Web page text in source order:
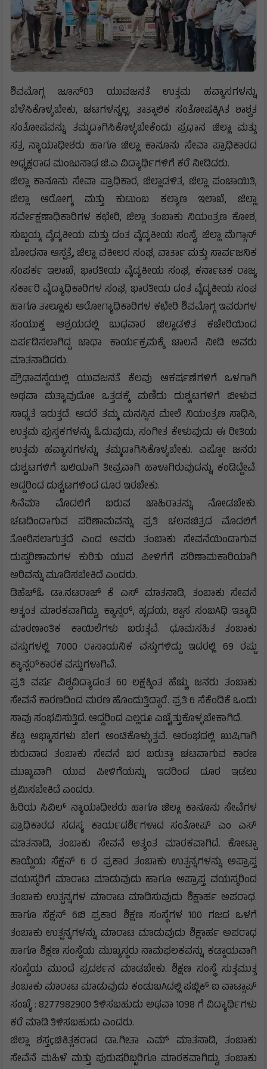
ಶಿವಮೊಗ್ಗ ಜೂನ್‌03 ಯುವಜನತೆ ಉತ್ತಮ ಹವ್ಯಾಸಗಳನ್ನು
ಬೆಳೆಸಿಕೊಳ್ಳಬೇಕು, ಚಟಗಳನ್ನಲ್ಲ. ತಾತ್ಕಾಲಿಕ ಸಂತೋಷಕ್ಕಿAತ ಶಾಶ್ವತ
ಸಂತೋಷವನ್ನು ತಮ್ಮದಾಗಿಸಿಕೊಳ್ಳಬೇಕೆಂದು ಪ್ರಧಾನ ಜಿಲ್ಲಾ ಮತ್ತು
ಸತ್ರ ನ್ಯಾಯಾಧೀಶರು ಹಾಗೂ ಜಿಲ್ಲಾ ಕಾನೂನು ಸೇವಾ ಪ್ರಾಧಿಕಾರದ
ಅಧ್ಯಕ್ಷರಾದ ಮಂಜುನಾಥ ಜಿ.ಎ ವಿದ್ಯಾರ್ಥಿಗಳಿಗೆ ಕರೆ ನೀಡಿದರು.
ಜಿಲ್ಲಾ ಕಾನೂನು ಸೇವಾ ಪ್ರಾಧಿಕಾರ, ಜಿಲ್ಲಾಡಳಿತ, ಜಿಲ್ಲಾ ಪಂಚಾಯಿತಿ,
ಜಿಲ್ಲಾ ಆರೋಗ್ಯ ಮತ್ತು ಕುಟುಂಬ ಕಲ್ಯಾಣ ಇಲಾಖೆ, ಜಿಲ್ಲಾ
ಸರ್ವೇಕ್ಷಣಾಧಿಕಾರಿಗಳ ಕಛೇರಿ, ಜಿಲ್ಲಾ ತಂಬಾಕು ನಿಯಂತ್ರಣ ಕೋಶ,
ಸುಬ್ಬಯ್ಯ ವೈದ್ಯಕೀಯ ಮತ್ತು ದಂತ ವೈದ್ಯಕೀಯ ಸಂಸ್ಥೆ, ಜಿಲ್ಲಾ ಮೆಗ್ಗಾನ್
ಬೋಧನಾ ಆಸ್ಪತ್ರೆ, ಜಿಲ್ಲಾ ವಕೀಲರ ಸಂಘ, ವಾರ್ತಾ ಮತ್ತು ಸಾರ್ವಜನಿಕ
ಸಂಪರ್ಕ ಇಲಾಖೆ, ಭಾರತೀಯ ವೈದ್ಯಕೀಯ ಸಂಘ, ಕರ್ನಾಟಕ ರಾಜ್ಯ
ಸರ್ಕಾರಿ ವೈದ್ಯಾಧಿಕಾರಿಗಳ ಸಂಘ, ಭಾರತೀಯ ದಂತ ವೈದ್ಯಕೀಯ ಸಂಘ
ಹಾಗೂ ತಾಲ್ಲೂಕು ಆರೋಗ್ಯಾಧಿಕಾರಿಗಳ ಕಛೇರಿ ಶಿವಮೊಗ್ಗ ಇವರುಗಳ
ಸಂಯುಕ್ತ ಆಶ್ರಯದಲ್ಲಿ ಬುಧವಾರ ಜಿಲ್ಲಾಡಳಿತ ಕಚೇರಿಯಿಂದ
ಏರ್ಪಡಿಸಲಾಗಿದ್ದ ಜಾಥಾ ಕಾರ್ಯಕ್ರಮಕ್ಕೆ ಚಾಲನೆ ನೀಡಿ ಅವರು
ಮಾತನಾಡಿದರು.
ಪ್ರೌಢಾವಸ್ಥೆಯಲ್ಲಿ ಯುವಜನತೆ ಕೆಲವು ಆಕರ್ಷಣೆಗಳಿಗೆ ಒಳಗಾಗಿ
ಅಥವಾ ಮತ್ಯಾವುದೋ ಒತ್ತಡಕ್ಕೆ ಮಣಿದು ದುಶ್ಚಟಗಳಿಗೆ ಬೀಳುವ
ಸಾಧ್ಯತೆ ಇರುತ್ತದೆ. ಆದರೆ ತಮ್ಮ ಮನಸ್ಸಿನ ಮೇಲೆ ನಿಯಂತ್ರಣ ಸಾಧಿಸಿ,
ಉತ್ತಮ ಪುಸ್ತಕಗಳನ್ನು ಓದುವುದು, ಸಂಗೀತ ಕೇಳುವುದು ಈ ರೀತಿಯ
ಉತ್ತಮ ಹವ್ಯಾಸಗಳನ್ನು ತಮ್ಮದಾಗಿಸಿಕೊಳ್ಳಬೇಕು. ಎಷ್ಟೋ ಜನರು
ದುಶ್ಚಟಗಳಿಗೆ ಬಲಿಯಾಗಿ ತೀವ್ರವಾಗಿ ಹಾಳಾಗಿರುವುದನ್ನು ಕಂಡಿದ್ದೇವೆ.
ಆದ್ದರಿಂದ ದುಶ್ಚಟಗಳಿಂದ ದೂರ ಇರಬೇಕು.
ಸಿನೆಮಾ ಮೊದಲಿಗೆ ಬರುವ ಜಾಹಿರಾತನ್ನು ನೋಡಬೇಕು.
ಚಟದಿಂದಾಗುವ ಪರಿಣಾಮವನ್ನು ಪ್ರತಿ ಚಲನಚಿತ್ರದ ಮೊದಲಿಗೆ
ತೋರಿಸಲಾಗುತ್ತದೆ ಎಂದ ಅವರು ತಂಬಾಕು ಸೇವನೆಯಿಂದಾಗುವ
ದುಷ್ಪರಿಣಾಮಗಳ ಕುರಿತು ಯುವ ಪೀಳಿಗೆಗೆ ಪರಿಣಾಮಕಾರಿಯಾಗಿ
ಅರಿವನ್ನು ಮೂಡಿಸಬೇಕಿದೆ ಎಂದರು.
ಡಿಹೆಚ್‌ಓ ಡಾ.ನಟರಾಜ್ ಕೆ ಎಸ್ ಮಾತನಾಡಿ, ತಂಬಾಕು ಸೇವನೆ
ಅತ್ಯಂತ ಮಾರಕವಾಗಿದ್ದು, ಕ್ಯಾನ್ಸರ್, ಹೃದಯ, ಶ್ವಾಸ ಸಂಬAಧಿ ಇತ್ಯಾದಿ
ಮಾರಣಾಂತಿಕ ಕಾಯಿಲೆಗಳು ಬರುತ್ತವೆ. ಧೂಮಸಹಿತ ತಂಬಾಕು
ವಸ್ತುಗಳಲ್ಲಿ 7000 ರಾಸಾಯನಿಕ ವಸ್ತುಗಳಿದ್ದು ಇದರಲ್ಲಿ 69 ರಷ್ಟು
ಕ್ಯಾನ್ಸರ್‌ಕಾರಕ ವಸ್ತುಗಳಾಗಿವೆ.
ಪ್ರತಿ ವರ್ಷ ವಿಶ್ವವಿದ್ಯಾದಂತ 60 ಲಕ್ಷಕ್ಕಿಂತ ಹೆಚ್ಚು ಜನರು ತಂಬಾಕು
ಸೇವನೆ ಕಾರಣದಿಂದ ಮರಣ ಹೊಂದುತ್ತಿದ್ದಾರೆ. ಪ್ರತಿ 6 ಸೆಕೆಂಡಿಕೆ ಒಂದು
ಸಾವು ಸಂಭವಿಸುತ್ತಿದೆ. ಆದ್ದರಿಂದ ಎಲ್ಲರೂ ಎಚ್ಚೆತ್ತುಕೊಳ್ಳಬೇಕಾಗಿದೆ.
ಕೆಟ್ಟ ಅಭ್ಯಾಸಗಳು ಬೇಗ ಅಂಟಿಕೊಳ್ಳುತ್ತವೆ. ಆರಂಭದಲ್ಲಿ ಖುಷಿಗಾಗಿ
ಶುರುವಾದ ತಂಬಾಕು ಸೇವನೆ ಬರ ಬರುತ್ತಾ ಚಟವಾಗುವ ಕಾರಣ
ಮುಖ್ಯವಾಗಿ ಯುವ ಪೀಳಿಗೆಯನ್ನು ಇದರಿಂದ ದೂರ ಇಡಲು
ಶ್ರಮಿಸಬೇಕಿದೆ ಎಂದರು.
ಹಿರಿಯ ಸಿವಿಲ್ ನ್ಯಾಯಾಧೀಶರು ಹಾಗೂ ಜಿಲ್ಲಾ ಕಾನೂನು ಸೇವೆಗಳ
ಪ್ರಾಧಿಕಾರದ ಸದಸ್ಯ ಕಾರ್ಯದರ್ಶಿಗಳಾದ ಸಂತೋಷ್ ಎಂ ಎಸ್
ಮಾತನಾಡಿ, ತಂಬಾಕು ಸೇವನೆ ಅತ್ಯಂತ ಮಾರಕವಾಗಿದೆ. ಕೋಟ್ಪಾ
ಕಾಯ್ದೆಯ ಸೆಕ್ಷನ್ 6 ರ ಪ್ರಕಾರ ತಂಬಾಕು ಉತ್ಪನ್ನಗಳನ್ನು ಅಪ್ರಾಪ್ತ
ವಯಸ್ಕರಿಗೆ ಮಾರಾಟ ಮಾಡುವುದು ಹಾಗೂ ಅಪ್ರಾಪ್ತ ವಯಸ್ಕರಿಂದ
ತಂಬಾಕು ಉತ್ಪನ್ನಗಳ ಮಾರಾಟ ಮಾಡಿಸುವುದು ಶಿಕ್ಷಾರ್ಹ ಅಪರಾಧ.
ಹಾಗೂ ಸೆಕ್ಷನ್ 6ಬಿ ಪ್ರಕಾರ ಶಿಕ್ಷಣ ಸಂಸ್ಥೆಗಳ 100 ಗಜದ ಒಳಗೆ
ತಂಬಾಕು ಉತ್ಪನ್ನಗಳನ್ನು ಮಾರಾಟ ಮಾಡುವುದು ಶಿಕ್ಷಾರ್ಹ ಅಪರಾಧ
ಹಾಗೂ ಶಿಕ್ಷಣ ಸಂಸ್ಥೆಯ ಮುಖ್ಯಸ್ಥರು ನಾಮಫಲಕವನ್ನು ಕಡ್ಡಾಯವಾಗಿ
ಸಂಸ್ಥೆಯ ಮುಂದೆ ಪ್ರದರ್ಶನ ಮಾಡಬೇಕು. ಶಿಕ್ಷಣ ಸಂಸ್ಥೆ ಸುತ್ತಮುತ್ತ
ತಂಬಾಕು ಮಾರಾಟ ಮಾಡುವುದು ಕಂಡುಬAದಲ್ಲಿ ಪಬ್ಲಿಕ್ ಐ ವಾಟ್ಸಾಪ್
ಸಂಖ್ಯೆ : 8277982900 ತಿಳಿಸಬಹುದು ಅಥವಾ 1098 ಗೆ ವಿದ್ಯಾರ್ಥಿಗಳು
ಕರೆ ಮಾಡಿ ತಿಳಿಸಬಹುದು ಎಂದರು.
ಜಿಲ್ಲಾ ಶಸ್ತçಚಿಕಿತ್ಸಕರಾದ ಡಾ.ಗೀತಾ ಎಮ್ ಮಾತನಾಡಿ, ತಂಬಾಕು
ಸೇವೆನೆ ಮಹಿಳೆ ಮತ್ತು ಪುರುಷರಿಬ್ಬರಿಗೂ ಮಾರಕವಾಗಿದ್ದು, ತಂಬಾಕು